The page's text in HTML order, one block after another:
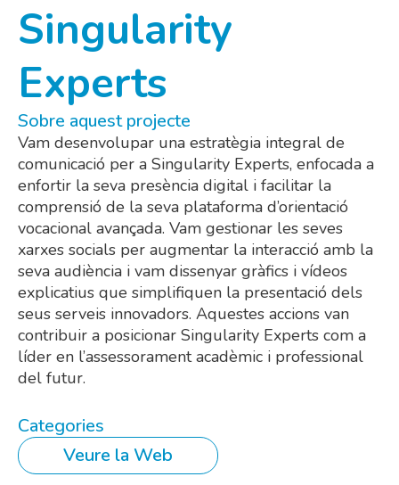
Singularity
Experts
Sobre aquest projecte
Vam desenvolupar una estratègia integral de
comunicació per a Singularity Experts, enfocada a
enfortir la seva presència digital i facilitar la
comprensió de la seva plataforma d’orientació
vocacional avançada. Vam gestionar les seves
xarxes socials per augmentar la interacció amb la
seva audiència i vam dissenyar gràfics i vídeos
explicatius que simplifiquen la presentació dels
seus serveis innovadors. Aquestes accions van
contribuir a posicionar Singularity Experts com a
líder en l’assessorament acadèmic i professional
del futur.
Categories
Veure la Web